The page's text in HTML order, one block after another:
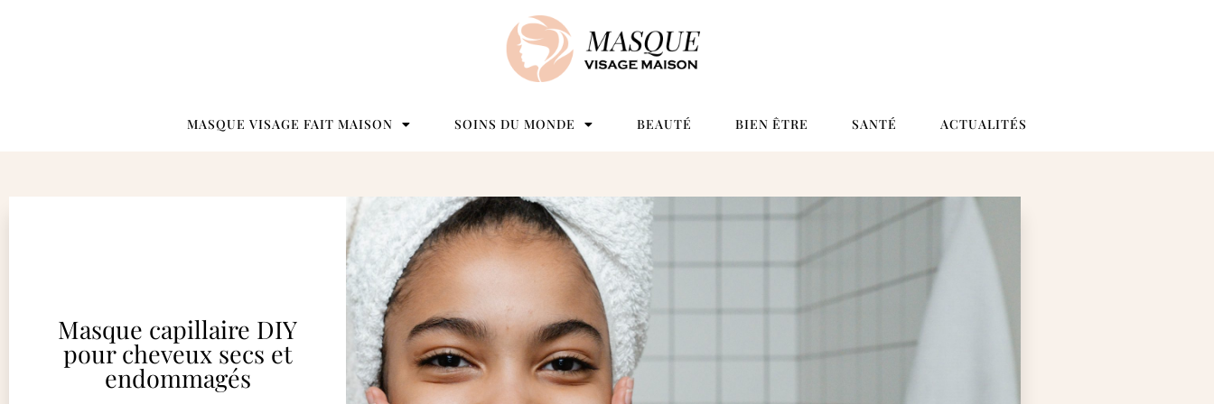
MASQUE VISAGE FAIT MAISON SOINS DU MONDE BEAUTÉ BIEN ÊTRE SANTÉ ACTUALITÉS
Masque capillaire DIY
pour cheveux secs et
endommagés